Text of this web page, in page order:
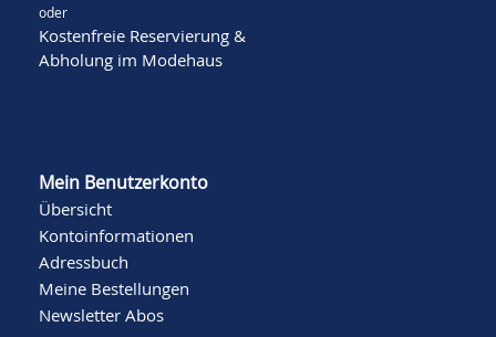
oder
Kostenfreie Reservierung &
Abholung im Modehaus
Mein Benutzerkonto
Übersicht
Kontoinformationen
Adressbuch
Meine Bestellungen
Newsletter Abos